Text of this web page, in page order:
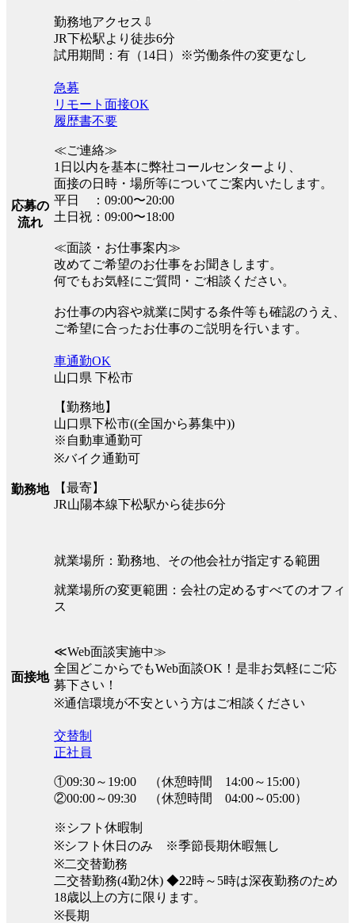
勤務地アクセス⇩
JR下松駅より徒歩6分
試用期間：有（14日）※労働条件の変更なし
応募の
流れ
急募
リモート面接OK
履歴書不要
≪ご連絡≫
1日以内を基本に弊社コールセンターより、
面接の日時・場所等についてご案内いたします。
平日 ：09:00〜20:00
土日祝：09:00〜18:00
≪面談・お仕事案内≫
改めてご希望のお仕事をお聞きします。
何でもお気軽にご質問・ご相談ください。
お仕事の内容や就業に関する条件等も確認のうえ、
ご希望に合ったお仕事のご説明を行います。
勤務地
車通勤OK
山口県 下松市
【勤務地】
山口県下松市((全国から募集中))
※自動車通勤可
※バイク通勤可
【最寄】
JR山陽本線下松駅から徒歩6分
就業場所：勤務地、その他会社が指定する範囲
就業場所の変更範囲：会社の定めるすべてのオフィ
ス
面接地
≪Web面談実施中≫
全国どこからでもWeb面談OK！是非お気軽にご応
募下さい！
※通信環境が不安という方はご相談ください
交替制
正社員
①09:30～19:00 （休憩時間 14:00～15:00）
②00:00～09:30 （休憩時間 04:00～05:00）
※シフト休暇制
※シフト休日のみ ※季節長期休暇無し
※二交替勤務
二交替勤務(4勤2休) ◆22時～5時は深夜勤務のため
18歳以上の方に限ります。
※長期